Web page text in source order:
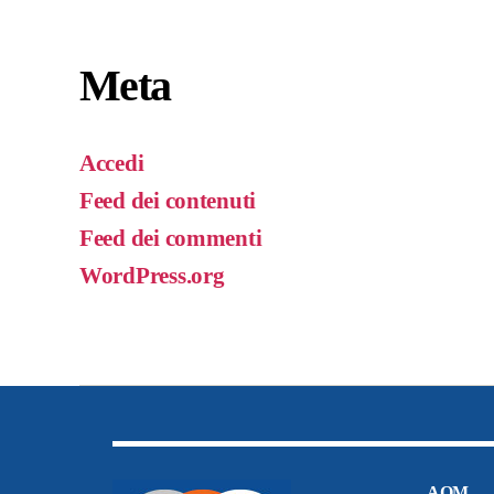
Meta
Accedi
Feed dei contenuti
Feed dei commenti
WordPress.org